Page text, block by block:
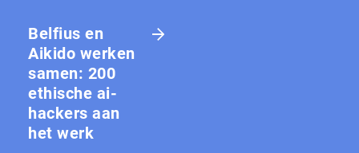
Belfius en
Aikido werken
samen: 200
ethische ai-
hackers aan
het werk